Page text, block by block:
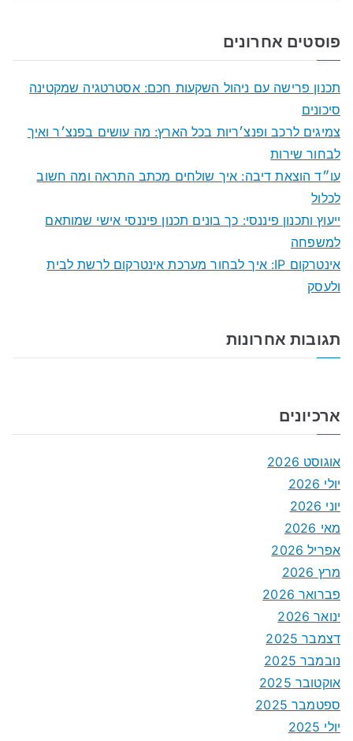
פוסטים אחרונים
תכנון פרישה עם ניהול השקעות חכם: אסטרטגיה שמקטינה
סיכונים
צמיגים לרכב ופנצ׳ריות בכל הארץ: מה עושים בפנצ׳ר ואיך
לבחור שירות
עו״ד הוצאת דיבה: איך שולחים מכתב התראה ומה חשוב
לכלול
ייעוץ ותכנון פיננסי: כך בונים תכנון פיננסי אישי שמותאם
למשפחה
אינטרקום IP: איך לבחור מערכת אינטרקום לרשת לבית
ולעסק
תגובות אחרונות
ארכיונים
אוגוסט 2026
יולי 2026
יוני 2026
מאי 2026
אפריל 2026
מרץ 2026
פברואר 2026
ינואר 2026
דצמבר 2025
נובמבר 2025
אוקטובר 2025
ספטמבר 2025
יולי 2025